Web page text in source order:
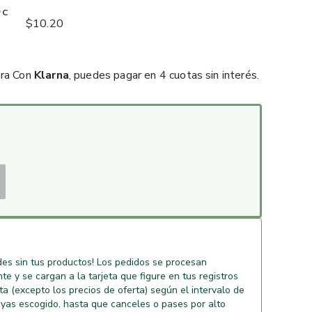
$10.20
Con Klarna, puedes pagar en 4 cuotas sin interés.
sin tus productos! Los pedidos se procesan
y se cargan a la tarjeta que figure en tus registros
(excepto los precios de oferta) según el intervalo de
escogido, hasta que canceles o pases por alto